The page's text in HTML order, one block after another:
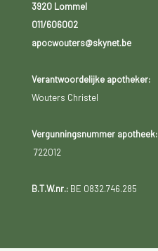
3920 Lommel
011/606002
apocwouters@skynet.be
Verantwoordelijke apotheker:
Wouters Christel
Vergunningsnummer apotheek:
722012
B.T.W.nr.:BE 0832.746.285